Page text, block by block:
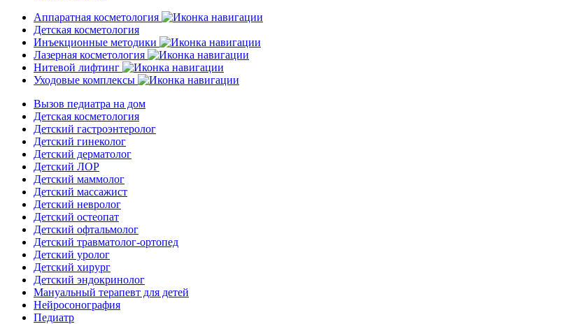
Аппаратная косметология
Детская косметология
Инъекционные методики
Лазерная косметология
Нитевой лифтинг
Уходовые комплексы
Вызов педиатра на дом
Детская косметология
Детский гастроэнтеролог
Детский гинеколог
Детский дерматолог
Детский ЛОР
Детский маммолог
Детский массажист
Детский невролог
Детский остеопат
Детский офтальмолог
Детский травматолог-ортопед
Детский уролог
Детский хирург
Детский эндокринолог
Мануальный терапевт для детей
Нейросонография
Педиатр